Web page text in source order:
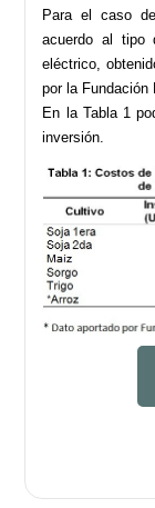
Para el caso
acuerdo al tipo
eléctrico,
por la Fundación
En la Tabla 1
inversión.